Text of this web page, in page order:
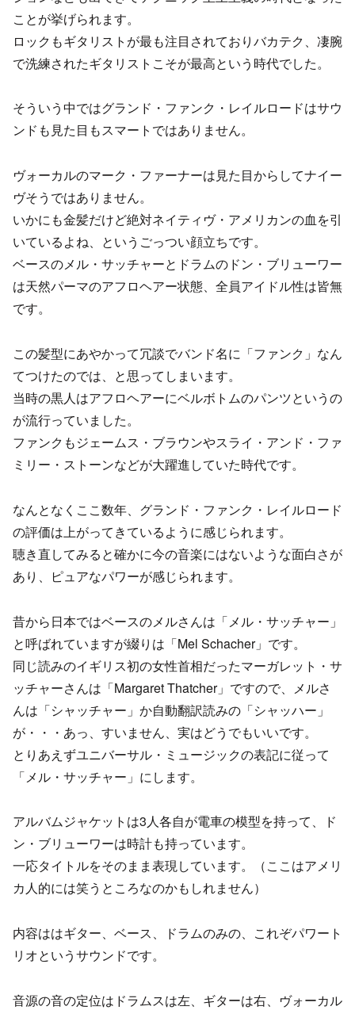
ことが挙げられます。
ロックもギタリストが最も注目されておりバカテク、凄腕
で洗練されたギタリストこそが最高という時代でした。
そういう中ではグランド・ファンク・レイルロードはサウ
ンドも見た目もスマートではありません。
ヴォーカルのマーク・ファーナーは見た目からしてナイー
ヴそうではありません。
いかにも金髪だけど絶対ネイティヴ・アメリカンの血を引
いているよね、というごっつい顔立ちです。
ベースのメル・サッチャーとドラムのドン・ブリューワー
は天然パーマのアフロヘアー状態、全員アイドル性は皆無
です。
この髪型にあやかって冗談でバンド名に「ファンク」なん
てつけたのでは、と思ってしまいます。
当時の黒人はアフロヘアーにベルボトムのパンツというの
が流行っていました。
ファンクもジェームス・ブラウンやスライ・アンド・ファ
ミリー・ストーンなどが大躍進していた時代です。
なんとなくここ数年、グランド・ファンク・レイルロード
の評価は上がってきているように感じられます。
聴き直してみると確かに今の音楽にはないような面白さが
あり、ピュアなパワーが感じられます。
昔から日本ではベースのメルさんは「メル・サッチャー」
と呼ばれていますが綴りは「Mel Schacher」です。
同じ読みのイギリス初の女性首相だったマーガレット・サ
ッチャーさんは「Margaret Thatcher」ですので、メルさ
んは「シャッチャー」か自動翻訳読みの「シャッハー」
が・・・あっ、すいません、実はどうでもいいです。
とりあえずユニバーサル・ミュージックの表記に従って
「メル・サッチャー」にします。
アルバムジャケットは3人各自が電車の模型を持って、ド
ン・ブリューワーは時計も持っています。
一応タイトルをそのまま表現しています。（ここはアメリ
カ人的には笑うところなのかもしれません）
内容ははギター、ベース、ドラムのみの、これぞパワート
リオというサウンドです。
音源の音の定位はドラムスは左、ギターは右、ヴォーカル